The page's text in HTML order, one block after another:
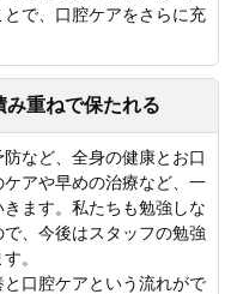
で、口腔ケアをさらに充
重ねで保たれる
など、全身の健康とお口
アや早めの治療など、一
ます。私たちも勉強しな
、今後はスタッフの勉強
。
口腔ケアという流れがで